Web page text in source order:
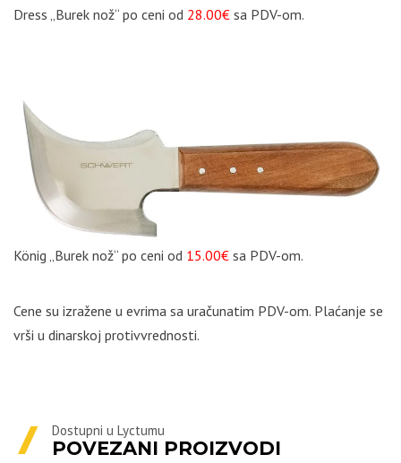
Dress „Burek nož“ po ceni od 28.00€ sa PDV-om.
König „Burek nož“ po ceni od 15.00€ sa PDV-om.
Cene su izražene u evrima sa uračunatim PDV-om. Plaćanje se
vrši u dinarskoj protivvrednosti.
Dostupni u Lyctumu
POVEZANI PROIZVODI